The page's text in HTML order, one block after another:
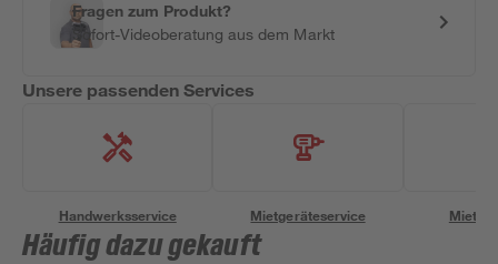
Fragen zum Produkt?
Sofort-Videoberatung aus dem Markt
Unsere passenden Services
Handwerksservice Mietgeräteservice
Häufig dazu gekauft